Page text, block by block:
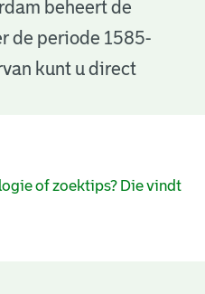
beheert de
de periode 1585-
kunt u direct
of zoektips? Die vindt